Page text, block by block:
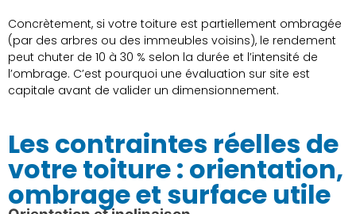
Concrètement, si votre toiture est partiellement ombragée
(par des arbres ou des immeubles voisins), le rendement
peut chuter de 10 à 30 % selon la durée et l’intensité de
l’ombrage. C’est pourquoi une évaluation sur site est
capitale avant de valider un dimensionnement.
Les contraintes réelles de
votre toiture : orientation,
ombrage et surface utile